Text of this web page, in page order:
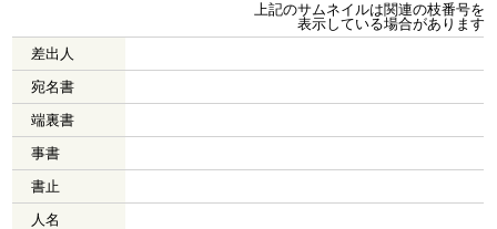
上記のサムネイルは関連の枝番号を
表示している場合があります
差出人
宛名書
端裏書
事書
書止
人名